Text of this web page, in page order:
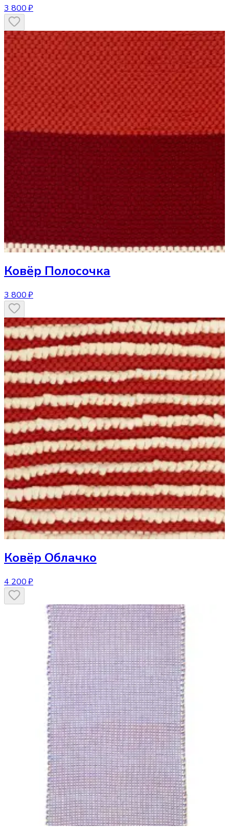
3 800 ₽
Ковёр Полосочка
3 800 ₽
Ковёр Облачко
4 200 ₽